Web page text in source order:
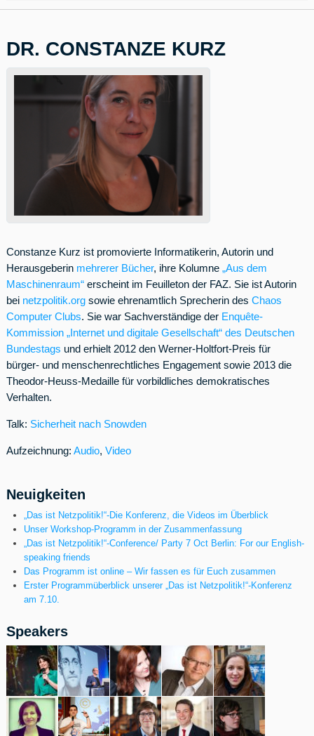
DR. CONSTANZE KURZ
Constanze Kurz ist promovierte Informatikerin, Autorin und
Herausgeberin mehrerer Bücher, ihre Kolumne „Aus dem
Maschinenraum“erscheint im Feuilleton der FAZ. Sie ist Autorin
bei netzpolitik.orgsowie ehrenamtlich Sprecherin des Chaos
Computer Clubs. Sie war Sachverständige der Enquête-
Kommission „Internet und digitale Gesellschaft“ des Deutschen
Bundestags und erhielt 2012 den Werner-Holtfort-Preis für
bürger- und menschenrechtliches Engagement sowie 2013 die
Theodor-Heuss-Medaille für vorbildliches demokratisches
Verhalten.
Talk: Sicherheit nach Snowden
Aufzeichnung: Audio, Video
Neuigkeiten
„Das ist Netzpolitik!“-Die Konferenz, die Videos im Überblick
Unser Workshop-Programm in der Zusammenfassung
„Das ist Netzpolitik!“-Conference/ Party 7 Oct Berlin: For our English-
speaking friends
Das Programm ist online – Wir fassen es für Euch zusammen
Erster Programmüberblick unserer „Das ist Netzpolitik!“-Konferenz
am 7.10.
Speakers